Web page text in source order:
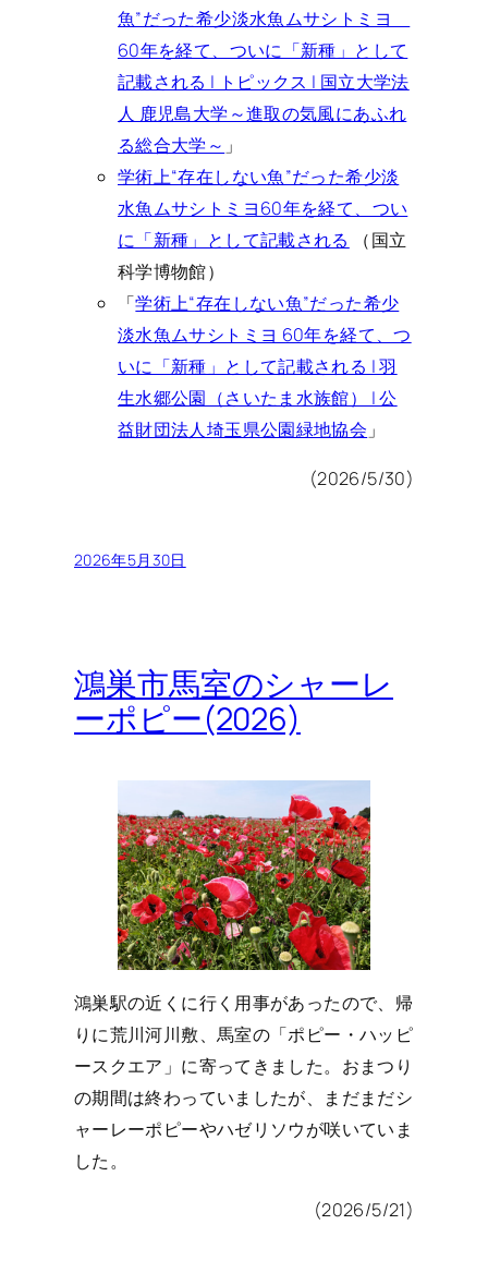
魚”だった希少淡水魚ムサシトミヨ
60年を経て、ついに「新種」として
記載される | トピックス | 国立大学法
人 鹿児島大学～進取の気風にあふれ
る総合大学～ 」
学術上“存在しない魚”だった希少淡
水魚ムサシトミヨ60年を経て、つい
に「新種」として記載される
（国立
科学博物館）
「学術上“存在しない魚”だった希少
淡水魚ムサシトミヨ 60年を経て、つ
いに「新種」として記載される | 羽
生水郷公園（さいたま水族館） | 公
益財団法人埼玉県公園緑地協会 」
(2026/5/30)
2026年5月30日
鴻巣市馬室のシャーレ
ーポピー(2026)
鴻巣駅の近くに行く用事があったので、帰
りに荒川河川敷、馬室の「ポピー・ハッピ
ースクエア」に寄ってきました。おまつり
の期間は終わっていましたが、まだまだシ
ャーレーポピーやハゼリソウが咲いていま
した。
(2026/5/21)